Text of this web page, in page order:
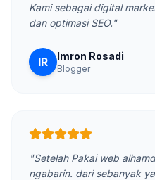
Kami sebagai digital
dan optimasi SEO."
IR Imron Rosadi
Blogger
"Setelah Pakai web
ngabarin. dari sebanyak